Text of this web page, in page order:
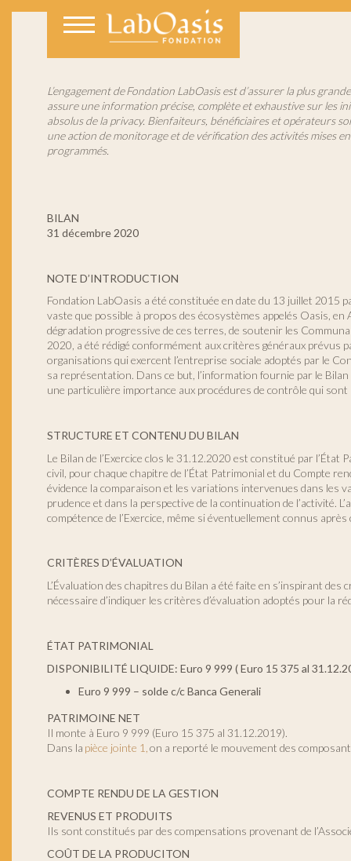
L’engagement de Fondation LabOasis est d’assurer la plus
assure une information précise, complète et exhaustive sur les
absolus de la privacy. Bienfaiteurs, bénéficiaires et opérateurs
une action de monitorage et de vérification des activités mises
programmés.
BILAN
31 décembre 2020
NOTE D’INTRODUCTION
Fondation LabOasis a été constituée en date du 13 juillet 2015
vaste que possible à propos des écosystèmes appelés Oasis,
dégradation progressive de ces terres, de soutenir les
2020, a été rédigé conformément aux critères généraux prévus
organisations qui exercent l’entreprise sociale adoptés par le
sa représentation. Dans ce but, l’information fournie par le
une particulière importance aux procédures de contrôle qui
STRUCTURE ET CONTENU DU BILAN
Le Bilan de l’Exercice clos le 31.12.2020 est constitué par
civil, pour chaque chapitre de l’État Patrimonial et du Compte
évidence la comparaison et les variations intervenues dans les
prudence et dans la perspective de la continuation de l’activité.
compétence de l’Exercice, même si éventuellement connus
CRITÈRES D’ÉVALUATION
L’Évaluation des chapitres du Bilan a été faite en s’inspirant
nécessaire d’indiquer les critères d’évaluation adoptés pour la
ÉTAT PATRIMONIAL
DISPONIBILITÉ LIQUIDE: Euro 9 999 ( Euro 15 375 al
Euro 9 999 – solde c/c Banca Generali
PATRIMOINE NET
Il monte à Euro 9 999 (Euro 15 375 al 31.12.2019).
Dans la pièce jointe 1, on a reporté le mouvement des
COMPTE RENDU DE LA GESTION
REVENUS ET PRODUITS
Ils sont constitués par des compensations provenant de
COÛT DE LA PRODUCITON